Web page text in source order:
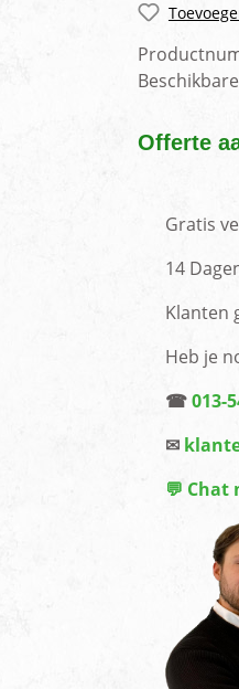
Offerte
Gratis
14
Klanten
Heb je
☎013-
✉
💬 Chat